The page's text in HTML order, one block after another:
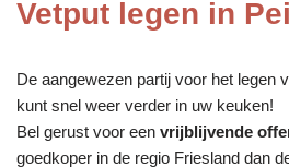
Vetput legen in
De aangewezen partij voor het legen
kunt snel weer verder in uw keuken!
Bel gerust voor een vrijblijvende
goedkoper in de regio Friesland dan